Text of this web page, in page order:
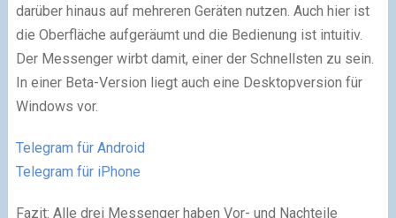
darüber hinaus auf mehreren Geräten nutzen. Auch hier ist
die Oberfläche aufgeräumt und die Bedienung ist intuitiv.
Der Messenger wirbt damit, einer der Schnellsten zu sein.
In einer Beta-Version liegt auch eine Desktopversion für
Windows vor.
Telegram für Android
Telegram für iPhone
Fazit: Alle drei Messenger haben Vor- und Nachteile